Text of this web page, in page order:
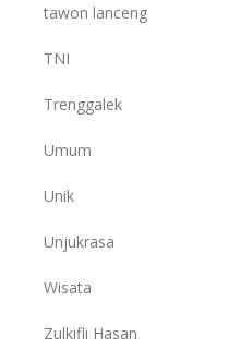
tawon lanceng
TNI
Trenggalek
Umum
Unik
Unjukrasa
Wisata
Zulkifli Hasan